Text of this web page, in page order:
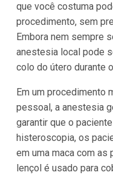
que você costuma
procedimento, sem
Embora nem sempre
anestesia local pode
colo do útero durante
Em um procedimento
pessoal, a anestesia
garantir que o
histeroscopia, os
em uma maca com as
lençol é usado para